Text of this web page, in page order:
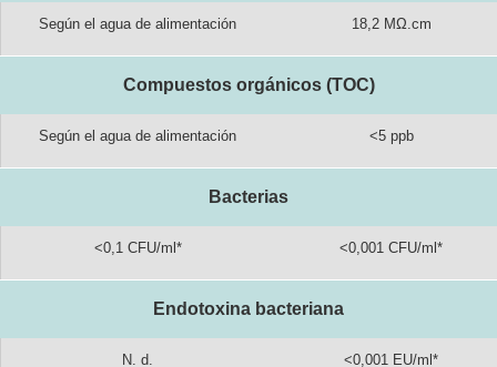
Según el agua de alimentación 18,2 MΩ.cm
Compuestos orgánicos (TOC)
Según el agua de alimentación <5 ppb
Bacterias
<0,1 CFU/ml* <0,001 CFU/ml*
Endotoxina bacteriana
N. d. <0,001 EU/ml*